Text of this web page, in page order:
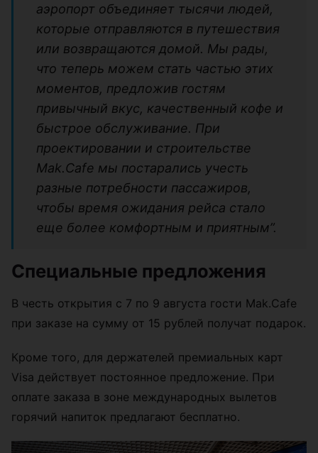
аэропорт объединяет тысячи людей,
которые отправляются в путешествия
или возвращаются домой. Мы рады,
что теперь можем стать частью этих
моментов, предложив гостям
привычный вкус, качественный кофе и
быстрое обслуживание. При
проектировании и строительстве
Mak.Cafe мы постарались учесть
разные потребности пассажиров,
чтобы время ожидания рейса стало
еще более комфортным и приятным”.
Специальные предложения
В честь открытия с 7 по 9 августа гости Mak.Cafe
при заказе на сумму от 15 рублей получат подарок.
Кроме того, для держателей премиальных карт
Visa действует постоянное предложение. При
оплате заказа в зоне международных вылетов
горячий напиток предлагают бесплатно.